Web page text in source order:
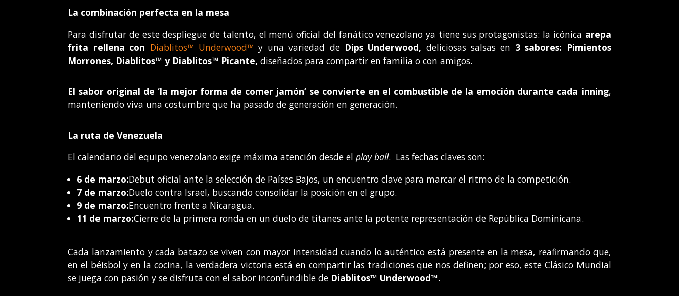
La combinación perfecta en la mesa
Para disfrutar de este despliegue de talento, el menú oficial del fanático venezolano ya tiene sus protagonistas: la icónica arepa
frita rellena con Diablitos™ Underwood™ y una variedad de Dips Underwood, deliciosas salsas en 3 sabores: Pimientos
Morrones, Diablitos™ y Diablitos™ Picante,diseñados para compartir en familia o con amigos.
El sabor original de ‘la mejor forma de comer jamón’ se convierte en el combustible de la emoción durante cada inning,
manteniendo viva una costumbre que ha pasado de generación en generación.
La ruta de Venezuela
El calendario del equipo venezolano exige máxima atención desde elplay ball. Las fechas claves son:
6 de marzo:Debut oficial ante la selección de Países Bajos, un encuentro clave para marcar el ritmo de la competición.
7 de marzo:Duelo contra Israel, buscando consolidar la posición en el grupo.
9 de marzo:Encuentro frente a Nicaragua.
11 de marzo:Cierre de la primera ronda en un duelo de titanes ante la potente representación de República Dominicana.
Cada lanzamiento y cada batazo se viven con mayor intensidad cuando lo auténtico está presente en la mesa, reafirmando que,
en el béisbol y en la cocina, la verdadera victoria está en compartir las tradiciones que nos definen; por eso, este Clásico Mundial
se juega con pasión y se disfruta con el sabor inconfundible de Diablitos™ Underwood™.